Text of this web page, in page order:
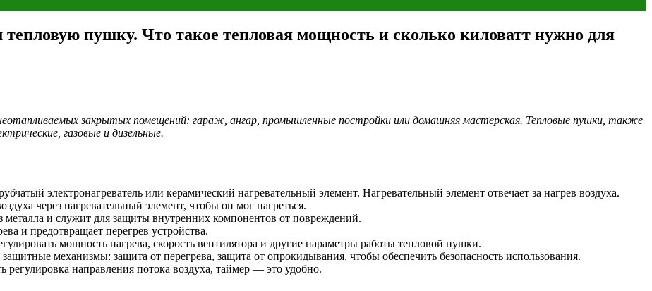
пушку. Что такое тепловая мощность и сколько киловатт нужно для
закрытых помещений: гараж, ангар, промышленные постройки или домашняя мастерская. Тепловые пушки, также
газовые и дизельные.
электронагреватель или керамический нагревательный элемент. Нагревательный элемент отвечает за нагрев воздуха.
через нагревательный элемент, чтобы он мог нагреться.
и служит для защиты внутренних компонентов от повреждений.
и предотвращает перегрев устройства.
мощность нагрева, скорость вентилятора и другие параметры работы тепловой пушки.
механизмы: защита от перегрева, защита от опрокидывания, чтобы обеспечить безопасность использования.
регулировка направления потока воздуха, таймер — это удобно.